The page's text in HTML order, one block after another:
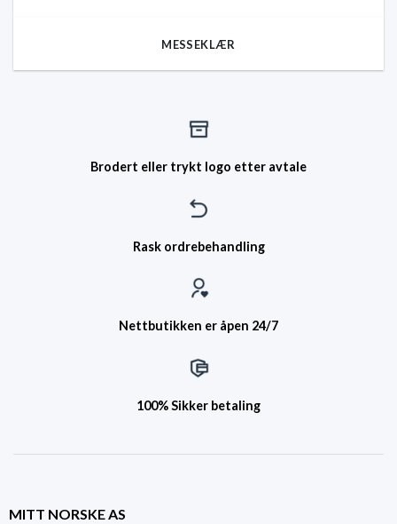
MESSEKLÆR
Brodert eller trykt logo etter avtale
Rask ordrebehandling
Nettbutikken er åpen 24/7
100% Sikker betaling
MITT NORSKE AS